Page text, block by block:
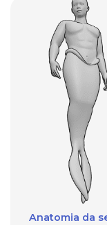
Anatomia da